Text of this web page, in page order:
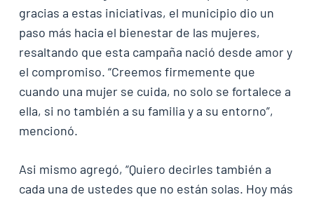
gracias a estas iniciativas, el municipio dio un
paso más hacia el bienestar de las mujeres,
resaltando que esta campaña nació desde amor y
el compromiso. “Creemos firmemente que
cuando una mujer se cuida, no solo se fortalece a
ella, si no también a su familia y a su entorno”,
mencionó.
Asi mismo agregó, “Quiero decirles también a
cada una de ustedes que no están solas. Hoy más